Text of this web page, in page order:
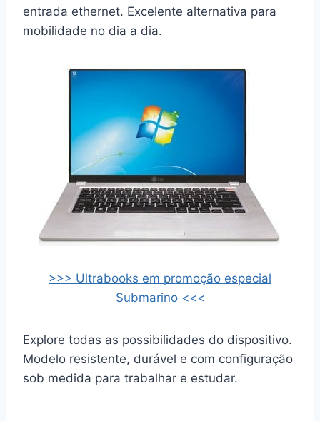
entrada ethernet. Excelente alternativa para
mobilidade no dia a dia.
>>> Ultrabooks em promoção especial
Submarino <<<
Explore todas as possibilidades do dispositivo.
Modelo resistente, durável e com configuração
sob medida para trabalhar e estudar.